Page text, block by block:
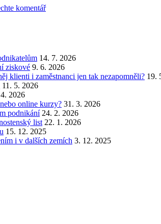
komentář
14. 7. 2026
ziskové 9. 6. 2026
klienti i zaměstnanci jen tak nezapomněli? 19.
11. 5. 2026
2026
online kurzy? 31. 3. 2026
podnikání 24. 2. 2026
list 22. 1. 2026
15. 12. 2025
i v dalších zemích 3. 12. 2025